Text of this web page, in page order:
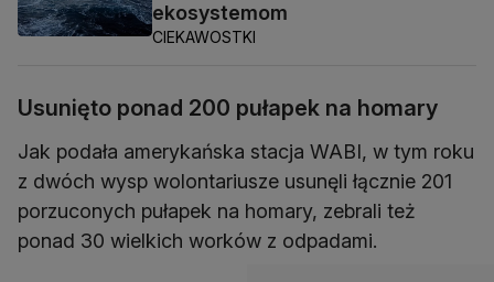
ekosystemom
CIEKAWOSTKI
Usunięto ponad 200 pułapek na homary
Jak podała amerykańska stacja WABI, w tym roku
z dwóch wysp wolontariusze usunęli łącznie 201
porzuconych pułapek na homary, zebrali też
ponad 30 wielkich worków z odpadami.